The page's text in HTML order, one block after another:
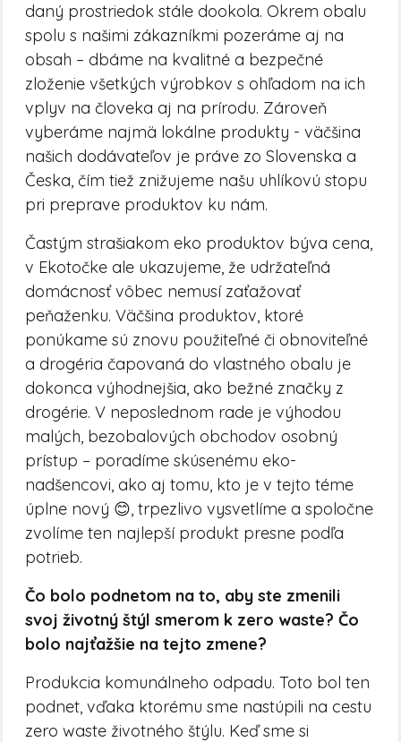
daný prostriedok stále dookola. Okrem obalu
spolu s našimi zákazníkmi pozeráme aj na
obsah – dbáme na kvalitné a bezpečné
zloženie všetkých výrobkov s ohľadom na ich
vplyv na človeka aj na prírodu. Zároveň
vyberáme najmä lokálne produkty - väčšina
našich dodávateľov je práve zo Slovenska a
Česka, čím tiež znižujeme našu uhlíkovú stopu
pri preprave produktov ku nám.
Častým strašiakom eko produktov býva cena,
v Ekotočke ale ukazujeme, že udržateľná
domácnosť vôbec nemusí zaťažovať
peňaženku. Väčšina produktov, ktoré
ponúkame sú znovu použiteľné či obnoviteľné
a drogéria čapovaná do vlastného obalu je
dokonca výhodnejšia, ako bežné značky z
drogérie. V neposlednom rade je výhodou
malých, bezobalových obchodov osobný
prístup – poradíme skúsenému eko-
nadšencovi, ako aj tomu, kto je v tejto téme
úplne nový 😊, trpezlivo vysvetlíme a spoločne
zvolíme ten najlepší produkt presne podľa
potrieb.
Čo bolo podnetom na to, aby ste zmenili
svoj životný štýl smerom k zero waste? Čo
bolo najťažšie na tejto zmene?
Produkcia komunálneho odpadu. Toto bol ten
podnet, vďaka ktorému sme nastúpili na cestu
zero waste životného štýlu. Keď sme si